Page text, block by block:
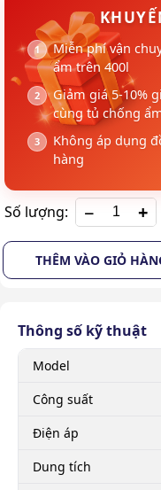
Miễn phí vận
ẩm trên 400l
Giảm giá 5-10%
cùng tủ chống
Không áp dụng
hàng
Số lượng: +
THÊM VÀO GIỎ
Thông số kỹ thuật
Model
Công suất
Điện áp
Dung tích